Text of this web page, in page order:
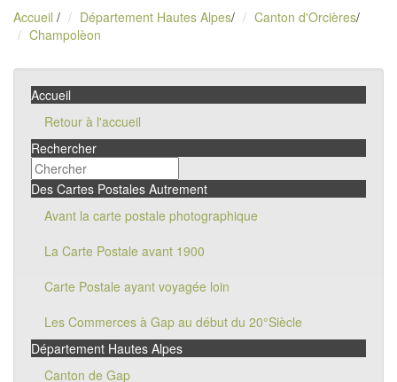
Accueil / Département Hautes Alpes/ Canton d'Orcières/
Champolèon
Accueil
Retour à l'accueil
Rechercher
Des Cartes Postales Autrement
Avant la carte postale photographique
La Carte Postale avant 1900
Carte Postale ayant voyagée loin
Les Commerces à Gap au début du 20°Siècle
Département Hautes Alpes
Canton de Gap